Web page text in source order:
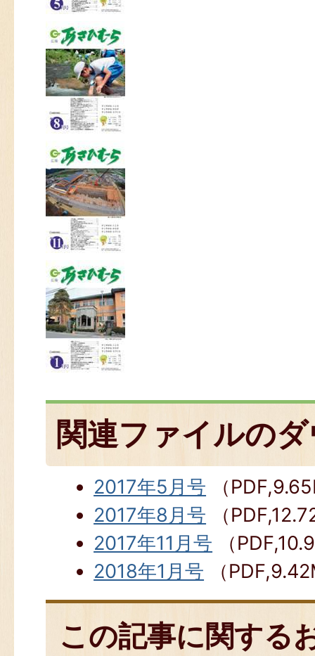
関連ファイルの
2017年5月号 （
2017年8月号 （
2017年11月号 （
2018年1月号 （
この記事に関する